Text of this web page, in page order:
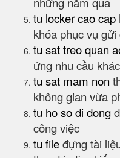
tu locker cao cap
khóa phục vụ
tu sat treo quan
ứng nhu cầu
tu sat mam non
không gian vừa
tu ho so di dong
công việc
tu fileđựng tài